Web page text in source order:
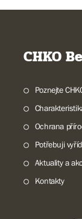
CHKO
Poznejte
Ochrana
Potřebuji
Aktuality a
Kontakty